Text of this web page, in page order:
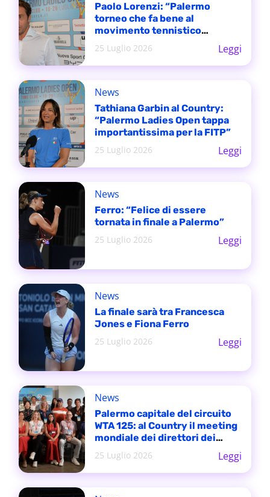
Paolo Lorenzi: “Palermo
torneo che fa bene al
movimento tennistico
italiano”
25 Luglio 2026 Leggi
News
Tathiana Garbin al Country:
“Palermo Ladies Open tappa
importantissima per la FITP”
25 Luglio 2026
Leggi
News
Ferro: “Felice di essere
tornata in finale a Palermo”
25 Luglio 2026
Leggi
News
La finale sarà tra Francesca
Jones e Fiona Ferro
25 Luglio 2026
Leggi
News
Palermo capitale del circuito
WTA 125: al Country il meeting
mondiale dei direttori dei
tornei
25 Luglio 2026 Leggi